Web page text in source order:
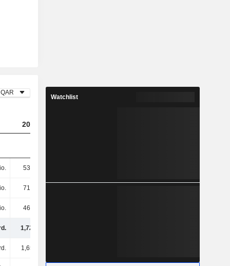
QAR
2023
530 Mio.
719 Mio.
469 Mio.
1,72 Mrd.
1,65 Mrd.
Watchlist